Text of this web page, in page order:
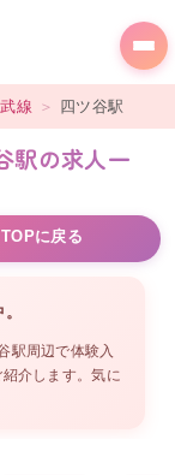
線 ＞ 四ツ谷駅
駅の求人一
に戻る
駅周辺で体験入
介します。気に